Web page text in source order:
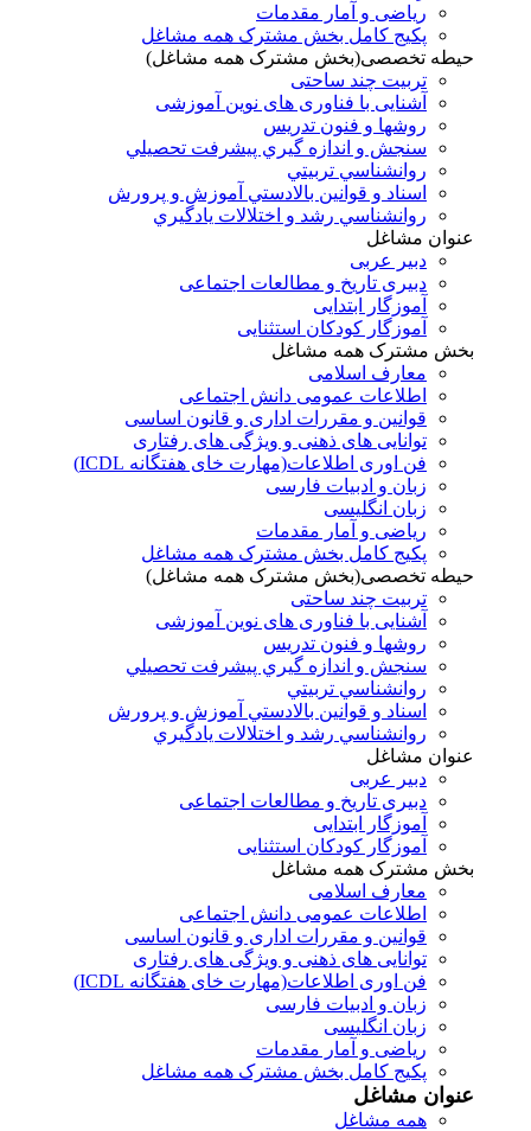
ریاضی و آمار مقدمات
پکیج کامل بخش مشترک همه مشاغل
حیطه تخصصی(بخش مشترک همه مشاغل)
تربیت چند ساحتی
آشنایی با فناوری های نوین آموزشی
روشها و فنون تدريس
سنجش و اندازه گيري پيشرفت تحصيلي
روانشناسي تربيتي
اسناد و قوانين بالادستي آموزش و پرورش
روانشناسي رشد و اختلالات يادگيري
عنوان مشاغل
دبير عربی
دبیری تاریخ و مطالعات اجتماعی
آموزگار ابتدایی
آموزگار کودکان استثنایی
بخش مشترک همه مشاغل
معارف اسلامی
اطلاعات عمومی دانش اجتماعی
قوانین و مقررات اداری و قانون اساسی
توانایی های ذهنی و ویژگی های رفتاری
فن اوری اطلاعات(مهارت خای هفتگانه ICDL)
زبان و ادبیات فارسی
زبان انگلیسی
ریاضی و آمار مقدمات
پکیج کامل بخش مشترک همه مشاغل
حیطه تخصصی(بخش مشترک همه مشاغل)
تربیت چند ساحتی
آشنایی با فناوری های نوین آموزشی
روشها و فنون تدريس
سنجش و اندازه گيري پيشرفت تحصيلي
روانشناسي تربيتي
اسناد و قوانين بالادستي آموزش و پرورش
روانشناسي رشد و اختلالات يادگيري
عنوان مشاغل
دبير عربی
دبیری تاریخ و مطالعات اجتماعی
آموزگار ابتدایی
آموزگار کودکان استثنایی
بخش مشترک همه مشاغل
معارف اسلامی
اطلاعات عمومی دانش اجتماعی
قوانین و مقررات اداری و قانون اساسی
توانایی های ذهنی و ویژگی های رفتاری
فن اوری اطلاعات(مهارت خای هفتگانه ICDL)
زبان و ادبیات فارسی
زبان انگلیسی
ریاضی و آمار مقدمات
پکیج کامل بخش مشترک همه مشاغل
عنوان مشاغل
همه مشاغل